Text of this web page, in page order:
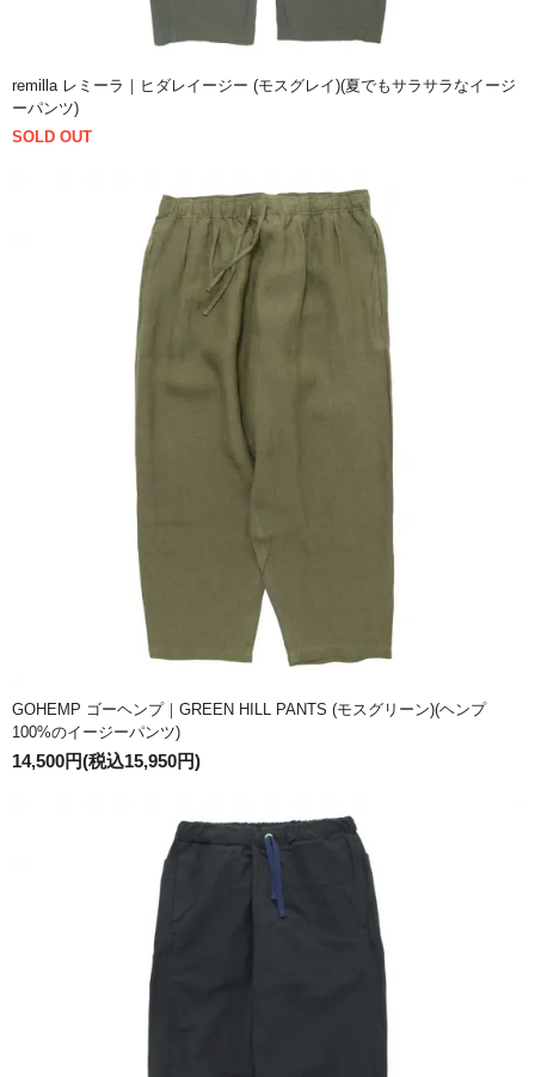
remilla レミーラ｜ヒダレイージー (モスグレイ)(夏でもサラサラなイージ
ーパンツ)
SOLD OUT
GOHEMP ゴーヘンプ｜GREEN HILL PANTS (モスグリーン)(ヘンプ
100%のイージーパンツ)
14,500円(税込15,950円)